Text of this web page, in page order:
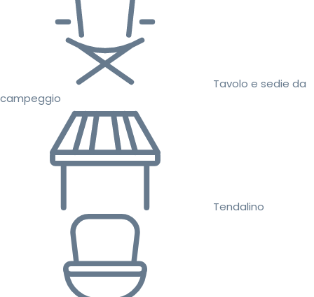
Tavolo e sedie da
campeggio
Tendalino